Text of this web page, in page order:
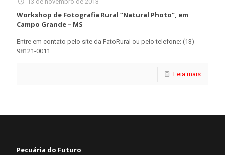
13 de novembro de 2013
Workshop de Fotografia Rural “Natural Photo”, em
Campo Grande – MS
Entre em contato pelo site da FatoRural ou pelo telefone: (13)
98121-0011
Leia mais
Pecuária do Futuro